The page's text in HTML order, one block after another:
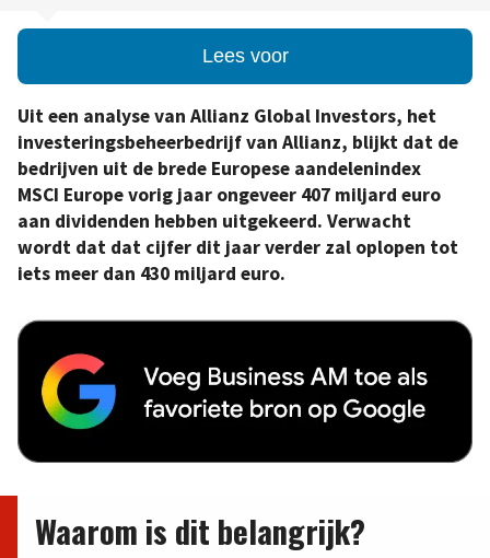
Lees voor
Uit een analyse van Allianz Global Investors, het
investeringsbeheerbedrijf van Allianz, blijkt dat de
bedrijven uit de brede Europese aandelenindex
MSCI Europe vorig jaar ongeveer 407 miljard euro
aan dividenden hebben uitgekeerd. Verwacht
wordt dat dat cijfer dit jaar verder zal oplopen tot
iets meer dan 430 miljard euro.
Waarom is dit belangrijk?